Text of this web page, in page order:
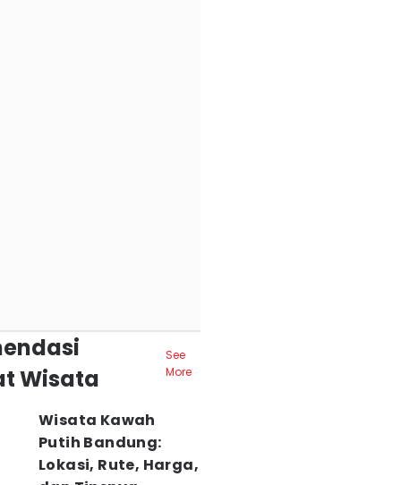
Wisata
See
More
Wisata Kawah
Putih Bandung:
Lokasi, Rute, Harga,